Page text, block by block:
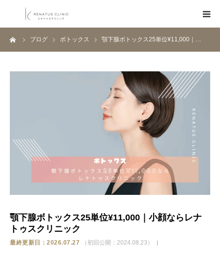
ブログ ボトックス 顎下腺ボトックス25単位¥11,000｜…
顎下腺ボトックス25単位¥11,000｜小顔ならレナ
トゥスクリニック
最終更新日：2026.07.27 （初回公開：2024.08.23）
HOME
メニュー
医師紹介
ブログ
ストア